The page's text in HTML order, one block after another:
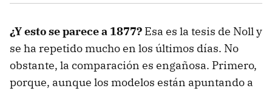
¿Y esto se parece a 1877? Esa es la tesis de Noll y
se ha repetido mucho en los últimos días. No
obstante, la comparación es engañosa. Primero,
porque, aunque los modelos están apuntando a